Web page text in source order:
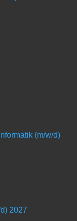
(m/w/d)
2027
mit 100%